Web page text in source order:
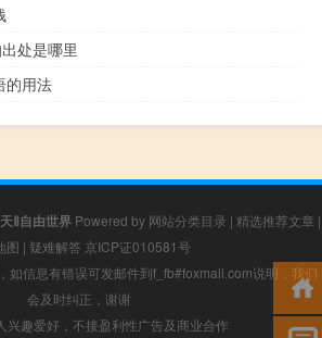
处是哪里
的用法
Ⅱ自由世界Powered by 网站分类目录 | 精选推荐文章 |
图 | 疑难解答 京ICP证010581号
如信息有错误可发邮件到f_fb#foxmail.com说明，我们
会及时纠正，谢谢
兴趣爱好，不接盈利性广告及商业合作